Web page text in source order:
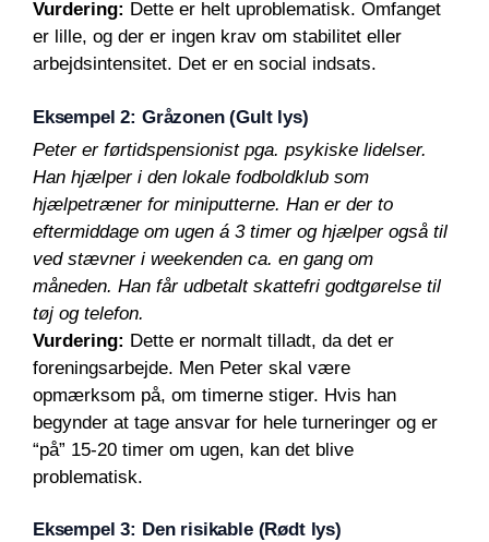
Vurdering: Dette er helt uproblematisk. Omfanget
er lille, og der er ingen krav om stabilitet eller
arbejdsintensitet. Det er en social indsats.
Eksempel 2: Gråzonen (Gult lys)
Peter er førtidspensionist pga. psykiske lidelser.
Han hjælper i den lokale fodboldklub som
hjælpetræner for miniputterne. Han er der to
eftermiddage om ugen á 3 timer og hjælper også til
ved stævner i weekenden ca. en gang om
måneden. Han får udbetalt skattefri godtgørelse til
tøj og telefon.
Vurdering: Dette er normalt tilladt, da det er
foreningsarbejde. Men Peter skal være
opmærksom på, om timerne stiger. Hvis han
begynder at tage ansvar for hele turneringer og er
“på” 15-20 timer om ugen, kan det blive
problematisk.
Eksempel 3: Den risikable (Rødt lys)